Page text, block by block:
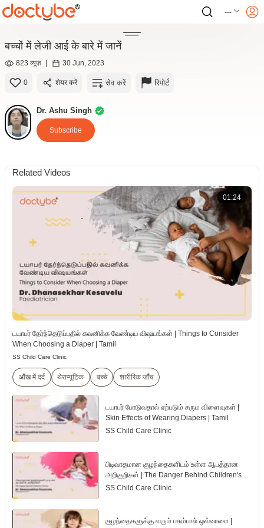
---
बच्चों में लेजी आई के बारे में जानें
823 व्यूज़ | 30 Jun, 2023
0 शेयर करें सेव करें रिपोर्ट
Dr. Ashu Singh
Subscribe
Related Videos
01:24
டயாபர் தேர்ந்தெடுப்பதில் கவனிக்க வேண்டிய விஷயங்கள் | Things to Consider
When Choosing a Diaper | Tamil
SS Child Care Clinic
आँख में दर्द थेराप्यूटिक बच्चे शारीरिक जाँच
டயாபர் போடுவதால் ஏற்படும் சரும விளைவுகள் |
Skin Effects of Wearing Diapers | Tamil
SS Child Care Clinic
பிடிவாதமான குழந்தைகளிடம் உள்ள ஆபத்தான
அறிகுறிகள் | The Danger Behind Children's
Tantrum | Tamil
SS Child Care Clinic
குழந்தைகளுக்கு வரும் பசும்பால் ஒவ்வாமை |